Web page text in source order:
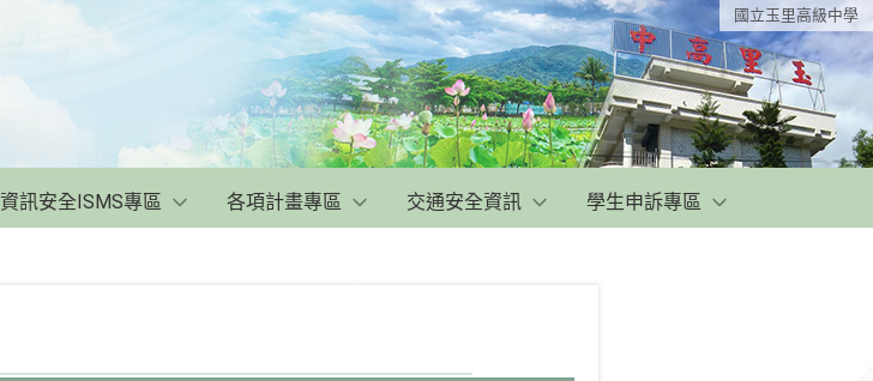
國立玉里高級中學
資訊安全ISMS專區 各項計畫專區 交通安全資訊 學生申訴專區